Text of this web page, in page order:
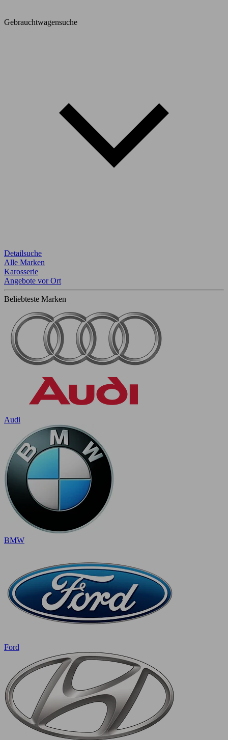
Gebrauchtwagensuche
Detailsuche
Alle Marken
Karosserie
Angebote vor Ort
Beliebteste Marken
Audi
BMW
Ford